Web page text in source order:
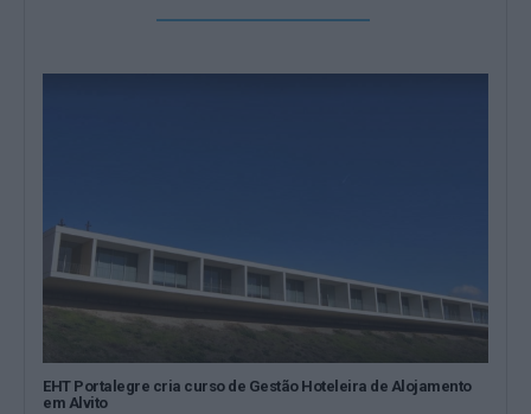
EHT Portalegre cria curso de Gestão Hoteleira de Alojamento
em Alvito